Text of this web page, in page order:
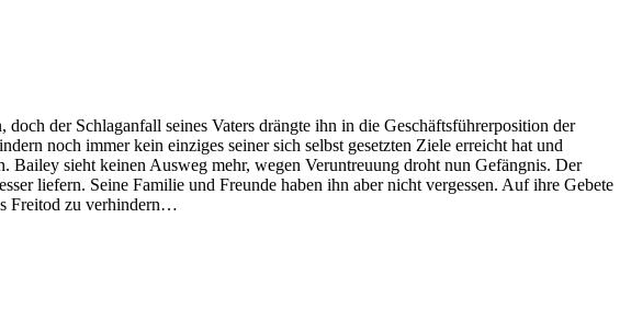
der Schlaganfall seines Vaters drängte ihn in die Geschäftsführerposition der
noch immer kein einziges seiner sich selbst gesetzten Ziele erreicht hat und
Bailey sieht keinen Ausweg mehr, wegen Veruntreuung droht nun Gefängnis. Der
liefern. Seine Familie und Freunde haben ihn aber nicht vergessen. Auf ihre Gebete
Freitod zu verhindern…